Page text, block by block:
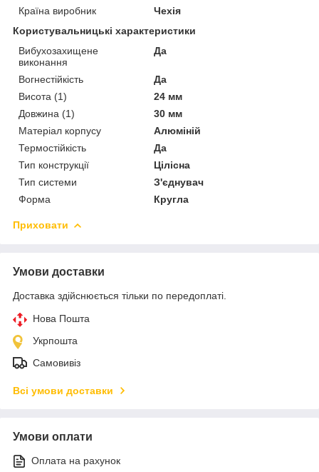
Країна виробник
Чехія
Користувальницькі характеристики
Вибухозахищене
виконання
Да
Вогнестійкість
Да
Висота (1)
24 мм
Довжина (1)
30 мм
Матеріал корпусу
Алюміній
Термостійкість
Да
Тип конструкції
Цілісна
Тип системи
З'єднувач
Форма
Кругла
Приховати
Умови доставки
Доставка здійснюється тільки по передоплаті.
Нова Пошта
Укрпошта
Самовивіз
Всі умови доставки
Умови оплати
Оплата на рахунок